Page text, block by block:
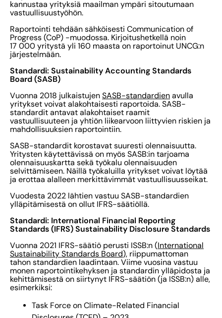
kannustaa yrityksiä maailman ympäri sitoutumaan
vastuullisuustyöhön.
Raportointi tehdään sähköisesti Communication of
Progress (CoP) -muodossa. Kirjoitushetkellä noin
17 000 yritystä yli 160 maasta on raportoinut UNCG:n
järjestelmään.
Standardi: Sustainability Accounting Standards
Board (SASB)
Vuonna 2018 julkaistujen SASB-standardien avulla
yritykset voivat alakohtaisesti raportoida. SASB-
standardit antavat alakohtaiset raamit
vastuullisuuteen ja yhtiön liikearvoon liittyvien riskien ja
mahdollisuuksien raportointiin.
SASB-standardit korostavat suuresti olennaisuutta.
Yritysten käytettävissä on myös SASB:in tarjoama
olennaisuuskartta sekä työkalu olennaisuuden
selvittämiseen. Näillä työkaluilla yritykset voivat löytää
ja erottaa alalleen merkittävimmät vastuullisuusseikat.
Vuodesta 2022 lähtien vastuu SASB-standardien
ylläpitämisestä on ollut IFRS-säätiöllä.
Standardi: International Financial Reporting
Standards (IFRS) Sustainability Disclosure Standards
Vuonna 2021 IFRS-säätiö perusti ISSB:n (International
Sustainability Standards Board), riippumattoman
tahon standardien laadintaan. Viime vuosina vastuu
monen raportointikehyksen ja standardin ylläpidosta ja
kehittämisestä on siirtynyt IFRS-säätiön (ja ISSB:n) alle,
esimerkiksi:
Task Force on Climate-Related Financial